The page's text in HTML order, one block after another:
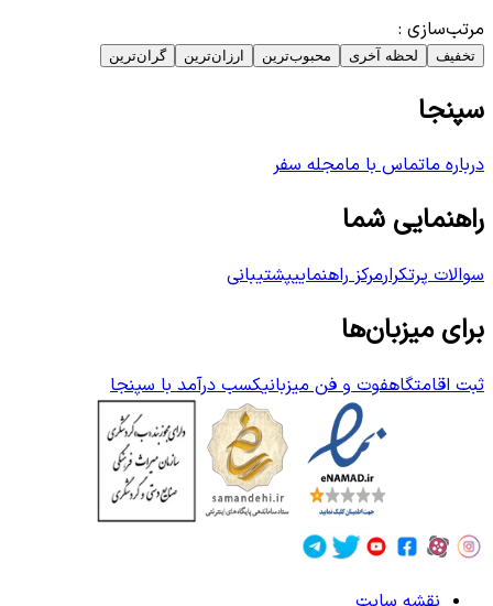
مرتب‌سازی :
تخفیف لحظه آخری محبوب‌ترین ارزان‌ترین گران‌ترین
سپنجا
درباره ماتماس با مامجله سفر
راهنمایی شما
سوالات پرتکرارمرکز راهنماییپشتیبانی
برای میزبان‌ها
ثبت اقامتگاهفوت و فن میزبانیکسب درآمد با سپنجا